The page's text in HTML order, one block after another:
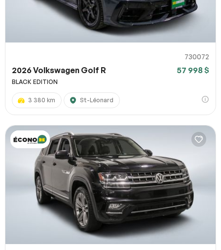
730072
2026 Volkswagen Golf R 57 998 $
BLACK EDITION
3 380 km St-Léonard